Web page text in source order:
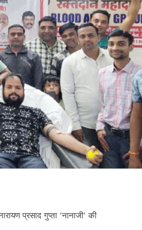
प्रसाद गुप्ता ‘नानाजी’ की